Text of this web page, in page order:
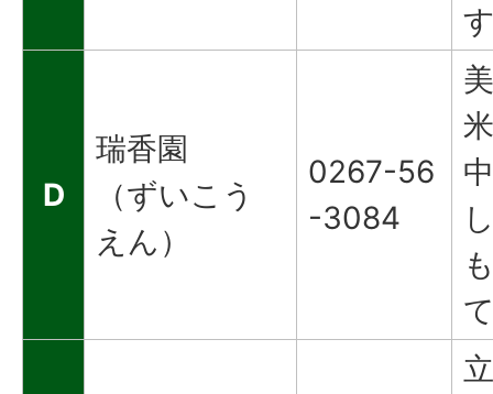
D
瑞香園
（ずいこう
えん）
0267-56
-3084